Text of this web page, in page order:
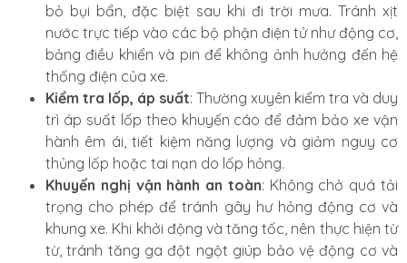
bỏ bụi bẩn, đặc biệt sau khi đi trời mưa. Tránh xịt
nước trực tiếp vào các bộ phận điện tử như động cơ,
bảng điều khiển và pin để không ảnh hưởng đến hệ
thống điện của xe.
Kiểm tra lốp, áp suất: Thường xuyên kiểm tra và duy
trì áp suất lốp theo khuyến cáo để đảm bảo xe vận
hành êm ái, tiết kiệm năng lượng và giảm nguy cơ
thủng lốp hoặc tai nạn do lốp hỏng.
Khuyến nghị vận hành an toàn: Không chở quá tải
trọng cho phép để tránh gây hư hỏng động cơ và
khung xe. Khi khởi động và tăng tốc, nên thực hiện từ
từ, tránh tăng ga đột ngột giúp bảo vệ động cơ và